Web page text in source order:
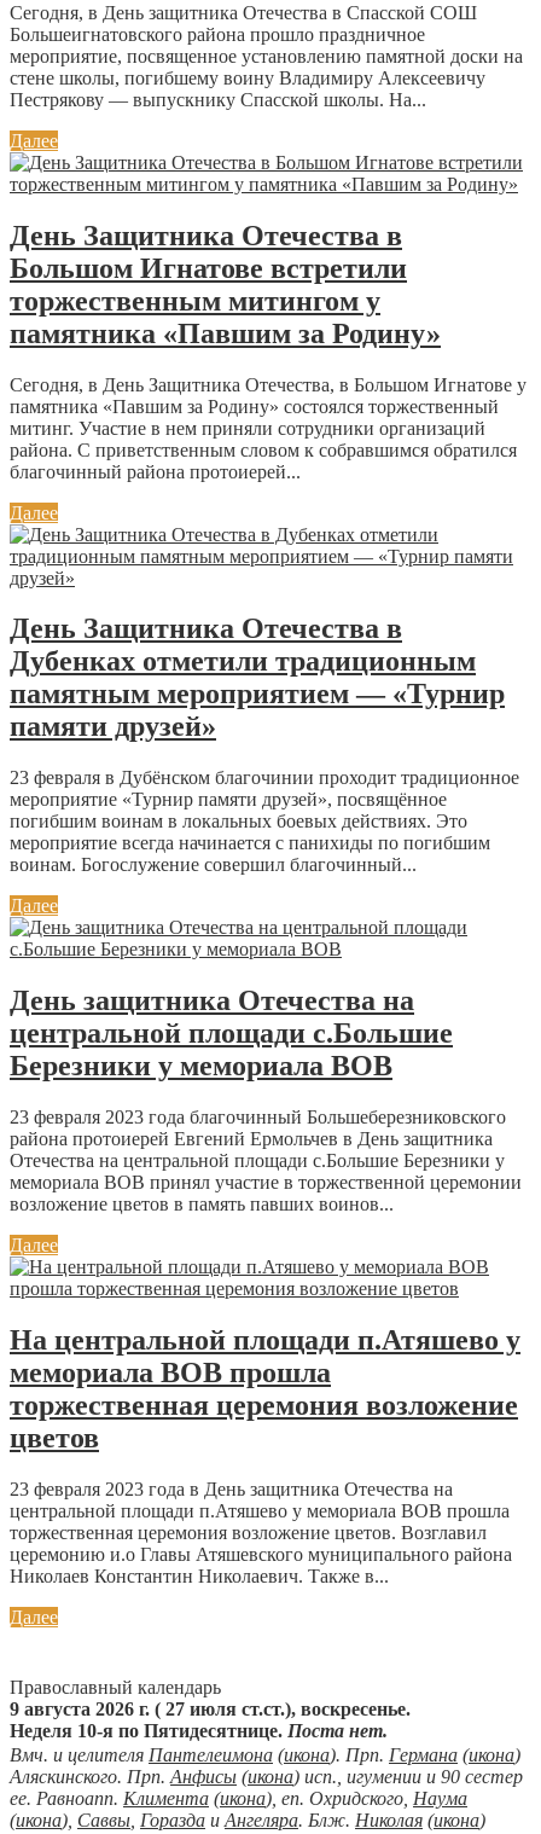
Сегодня, в День защитника Отечества в Спасской СОШ
Большеигнатовского района прошло праздничное
мероприятие, посвященное установлению памятной доски на
стене школы, погибшему воину Владимиру Алексеевичу
Пестрякову — выпускнику Спасской школы. На...
Далее
День Защитника Отечества в
Большом Игнатове встретили
торжественным митингом у
памятника «Павшим за Родину»
Сегодня, в День Защитника Отечества, в Большом Игнатове у
памятника «Павшим за Родину» состоялся торжественный
митинг. Участие в нем приняли сотрудники организаций
района. С приветственным словом к собравшимся обратился
благочинный района протоиерей...
Далее
День Защитника Отечества в
Дубенках отметили традиционным
памятным мероприятием — «Турнир
памяти друзей»
23 февраля в Дубёнском благочинии проходит традиционное
мероприятие «Турнир памяти друзей», посвящённое
погибшим воинам в локальных боевых действиях. Это
мероприятие всегда начинается с панихиды по погибшим
воинам. Богослужение совершил благочинный...
Далее
День защитника Отечества на
центральной площади с.Большие
Березники у мемориала ВОВ
23 февраля 2023 года благочинный Большеберезниковского
района протоиерей Евгений Ермольчев в День защитника
Отечества на центральной площади с.Большие Березники у
мемориала ВОВ принял участие в торжественной церемонии
возложение цветов в память павших воинов...
Далее
На центральной площади п.Атяшево у
мемориала ВОВ прошла
торжественная церемония возложение
цветов
23 февраля 2023 года в День защитника Отечества на
центральной площади п.Атяшево у мемориала ВОВ прошла
торжественная церемония возложение цветов. Возглавил
церемонию и.о Главы Атяшевского муниципального района
Николаев Константин Николаевич. Также в...
Далее
Православный календарь
9 августа 2026 г. ( 27 июля ст.ст.), воскресенье.
Неделя 10-я по Пятидесятнице. Поста нет.
Вмч. и целителя Пантелеимона (икона). Прп. Германа (икона)
Аляскинского. Прп. Анфисы (икона) исп., игумении и 90 сестер
ее. Равноапп. Климента (икона), еп. Охридского, Наума
(икона), Саввы Горазда и Ангеляра. Блж. Николая (икона)